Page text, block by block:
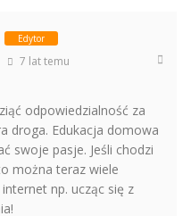
Edytor
7 lat temu
odpowiedzialność za
droga. Edukacja domowa
swoje pasje. Jeśli chodzi
można teraz wiele
np. ucząc się z